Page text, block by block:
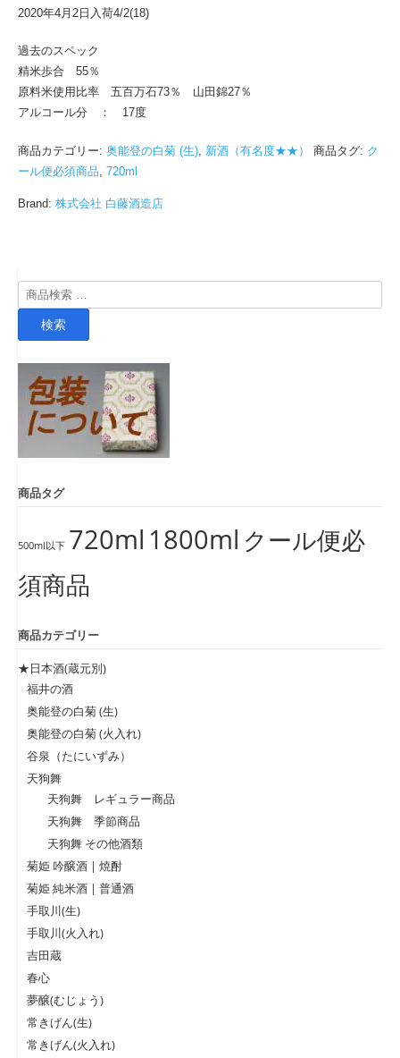
2020年4月2日入荷4/2(18)
過去のスペック
精米歩合 55％
原料米使用比率 五百万石73％ 山田錦27％
アルコール分 ： 17度
商品カテゴリー: 奥能登の白菊 (生) 新酒（有名度★★） 商品タグ: ク
ール便必須商品 720ml
Brand: 株式会社 白藤酒造店
検
索
検索
商品タグ
500ml以下 720ml 1800ml クール便必
須商品
商品カテゴリー
★日本酒(蔵元別)
福井の酒
奥能登の白菊 (生)
奥能登の白菊 (火入れ)
谷泉（たにいずみ）
天狗舞
天狗舞 レギュラー商品
天狗舞 季節商品
天狗舞 その他酒類
菊姫 吟醸酒 | 焼酎
菊姫 純米酒 | 普通酒
手取川(生)
手取川(火入れ)
吉田蔵
春心
夢醸(むじょう)
常きげん(生)
常きげん(火入れ)